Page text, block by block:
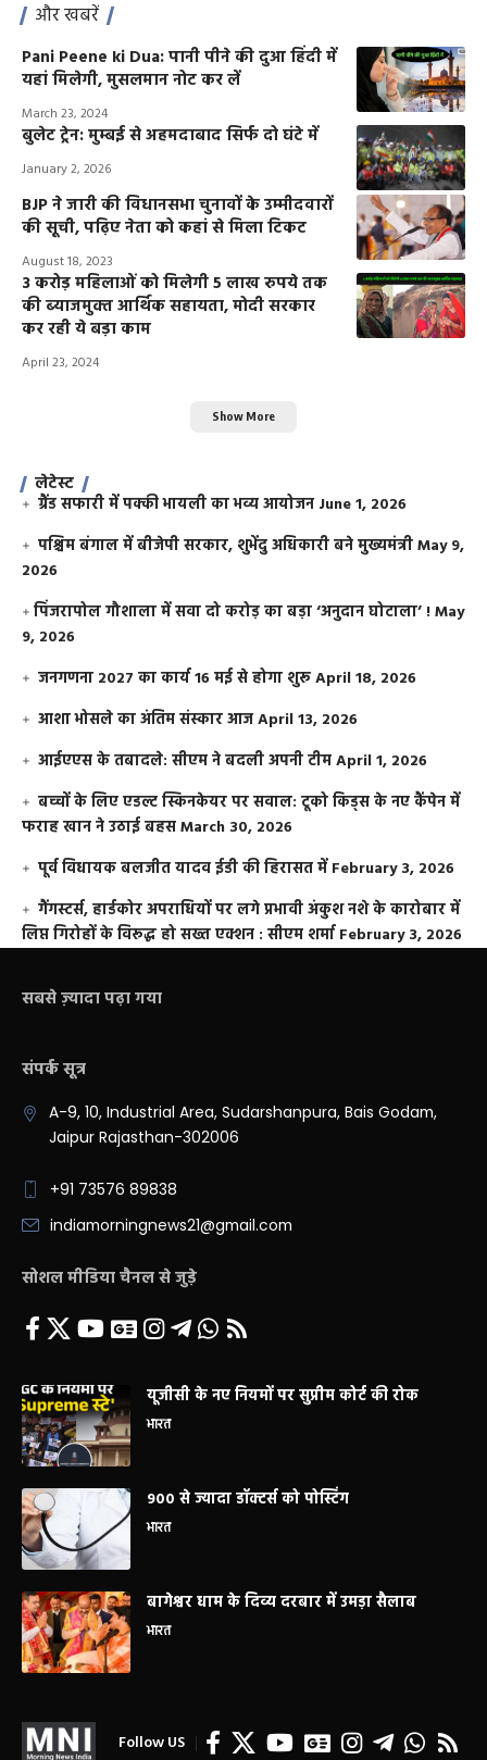
और खबरें
Pani Peene ki Dua: पानी पीने की दुआ हिंदी में
यहां मिलेगी, मुसलमान नोट कर लें
March 23, 2024
बुलेट ट्रेन: मुम्बई से अहमदाबाद सिर्फ दो घंटे में
January 2, 2026
BJP ने जारी की विधानसभा चुनावों के उम्मीदवारों
की सूची, पढ़िए नेता को कहां से मिला टिकट
August 18, 2023
3 करोड़ महिलाओं को मिलेगी 5 लाख रुपये तक
की ब्‍याजमुक्‍त आर्थिक सहायता, मोदी सरकार
कर रही ये बड़ा काम
April 23, 2024
Show More
लेटेस्ट
ग्रैंड सफारी में पक्की भायली का भव्य आयोजन June 1, 2026
पश्चिम बंगाल में बीजेपी सरकार, शुभेंदु अधिकारी बने मुख्यमंत्रीMay 9,
2026
​पिंजरापोल गौशाला में सवा दो करोड़ का बड़ा ‘अनुदान घोटाला’ !May
9, 2026
जनगणना 2027 का कार्य 16 मई से होगा शुरूApril 18, 2026
आशा भोसले का अंतिम संस्कार आजApril 13, 2026
आईएएस के तबादले: सीएम ने बदली अपनी टीमApril 1, 2026
बच्चों के लिए एडल्ट स्किनकेयर पर सवाल: टूको किड्स के नए कैंपेन में
फराह खान ने उठाई बहसMarch 30, 2026
पूर्व विधायक बलजीत यादव ईडी की हिरासत में February 3, 2026
गैंगस्टर्स, हार्डकोर अपराधियों पर लगे प्रभावी अंकुश नशे के कारोबार में
लिप्त गिरोहों के विरूद्ध हो सख्त एक्शन : सीएम शर्मा February 3, 2026
सबसे ज़्यादा पढ़ा गया
संपर्क सूत्र
A-9, 10, Industrial Area, Sudarshanpura, Bais Godam,
Jaipur Rajasthan-302006
+91 73576 89838
indiamorningnews21@gmail.com
सोशल मीडिया चैनल से जुड़े
यूजीसी के नए नियमों पर सुप्रीम कोर्ट की रोक
भारत
900 से ज्यादा डॉक्टर्स को पोस्टिंग
भारत
बागेश्वर धाम के दिव्य दरबार में उमड़ा सैलाब
भारत
Follow US